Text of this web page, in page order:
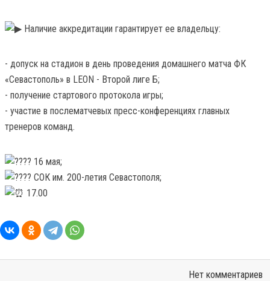
Наличие аккредитации гарантирует ее владельцу:
- допуск на стадион в день проведения домашнего матча ФК
«Севастополь» в LEON - Второй лиге Б;
- получение стартового протокола игры;
- участие в послематчевых пресс-конференциях главных
тренеров команд.
16 мая;
СОК им. 200-летия Севастополя;
17.00
Нет комментариев